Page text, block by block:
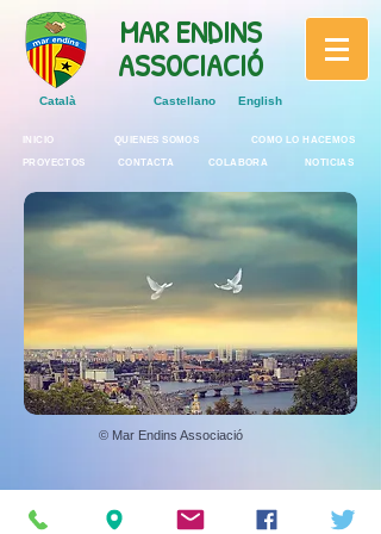
MAR ENDINS
ASSOCIACIÓ
Català Castellano English
INICIO QUIENES SOMOS COMO LO HACEMOS
PROYECTOS CONTACTA COLABORA NOTICIAS
© Mar Endins Associació